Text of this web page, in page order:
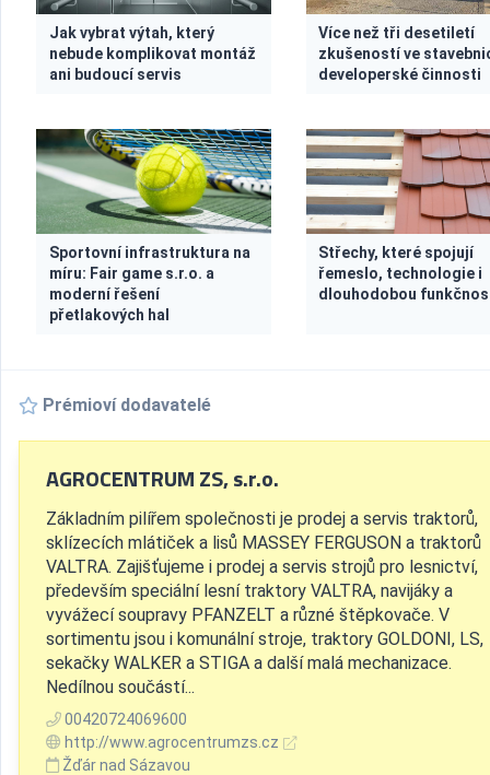
Jak vybrat výtah, který
nebude komplikovat montáž
ani budoucí servis
Více než tři desetiletí
zkušeností ve
developerské činnosti
Sportovní infrastruktura na
míru: Fair game s.r.o. a
moderní řešení
přetlakových hal
Střechy, které spojují
řemeslo, technologie i
dlouhodobou
Prémioví dodavatelé
AGROCENTRUM ZS, s.r.o.
Základním pilířem společnosti je prodej a servis traktorů,
sklízecích mlátiček a lisů MASSEY FERGUSON a traktorů
VALTRA. Zajišťujeme i prodej a servis strojů pro lesnictví,
především speciální lesní traktory VALTRA, navijáky a
vyvážecí soupravy PFANZELT a různé štěpkovače. V
sortimentu jsou i komunální stroje, traktory GOLDONI, LS,
sekačky WALKER a STIGA a další malá mechanizace.
Nedílnou součástí...
00420724069600
http://www.agrocentrumzs.cz
Žďár nad Sázavou